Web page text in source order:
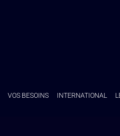
VOS BESOINS INTERNATIONAL